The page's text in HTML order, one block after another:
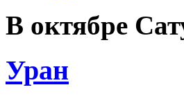
В октябре
Уран